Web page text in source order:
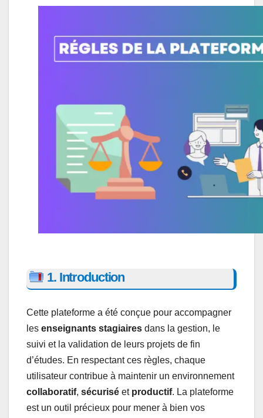
1. Introduction
Cette plateforme a été conçue pour accompagner
les enseignants stagiaires dans la gestion, le
suivi et la validation de leurs projets de fin
d’études. En respectant ces règles, chaque
utilisateur contribue à maintenir un environnement
collaboratif, sécurisé et productif. La plateforme
est un outil précieux pour mener à bien vos